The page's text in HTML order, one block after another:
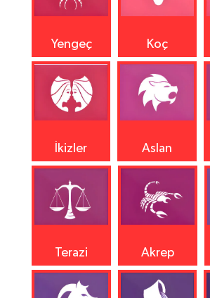
Yengeç Koç
İkizler Aslan
Terazi Akrep